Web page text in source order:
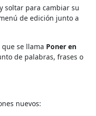
soltar para cambiar su
de edición junto a
se llama Poner en
de palabras, frases o
nuevos: